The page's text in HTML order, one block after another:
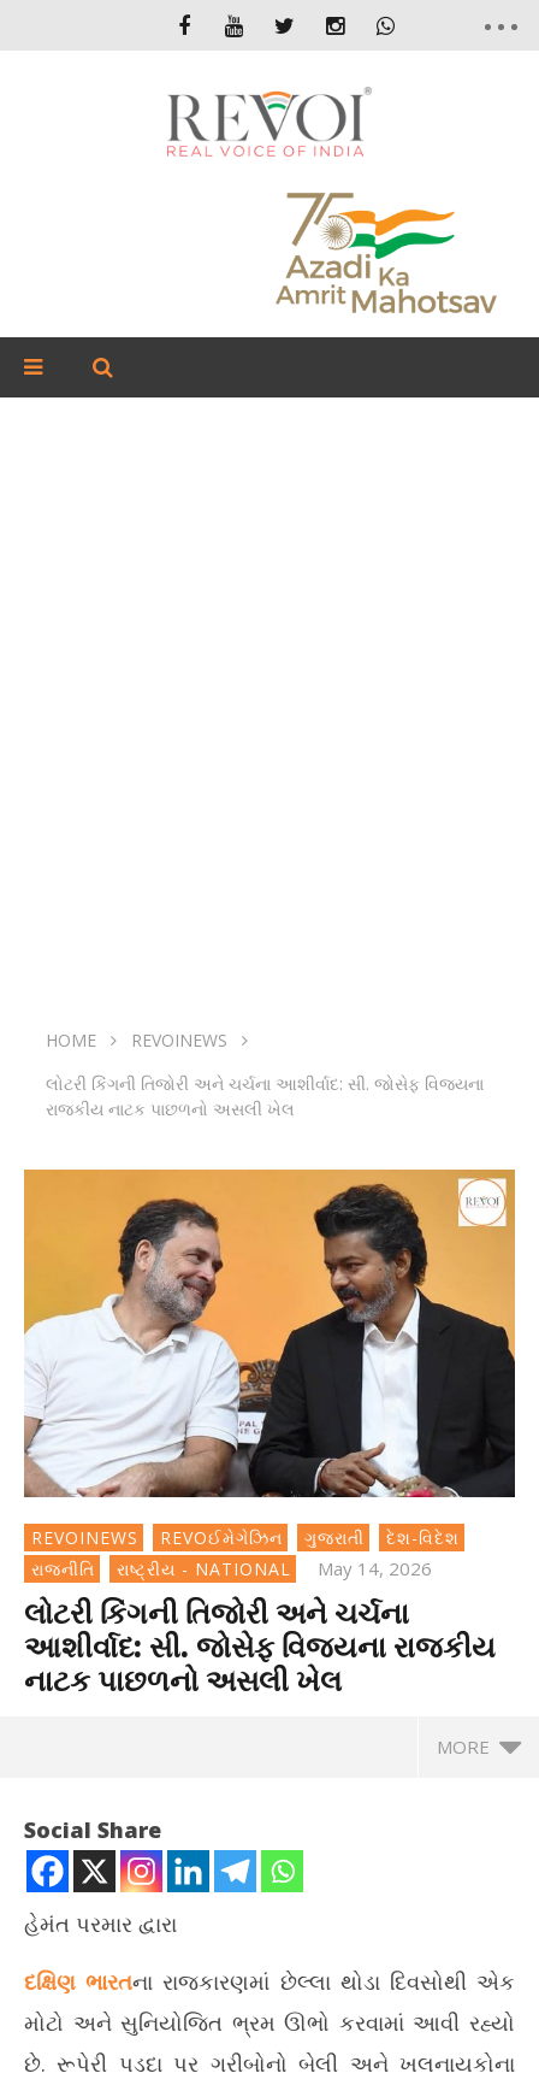
HOME
REVOINEWS
લોટરી કિંગની તિજોરી અને ચર્ચના આશીર્વાદ: સી. જોસેફ વિજયના
રાજકીય નાટક પાછળનો અસલી ખેલ
REVOINEWS REVOઈમેગેઝિન ગુજરાતી
દેશ-વિદેશ
રાજનીતિ
રાષ્ટ્રીય - NATIONAL May 14, 2026
લોટરી કિંગની તિજોરી અને ચર્ચના
આશીર્વાદ: સી. જોસેફ વિજયના રાજકીય
નાટક પાછળનો અસલી ખેલ
MORE
Social Share
હેમંત પરમાર દ્વારા
દક્ષિણ ભારતના રાજકારણમાં છેલ્લા થોડા દિવસોથી એક
મોટો અને સુનિયોજિત ભ્રમ ઊભો કરવામાં આવી રહ્યો
છે. રૂપેરી પડદા પર ગરીબોનો બેલી અને ખલનાયકોના